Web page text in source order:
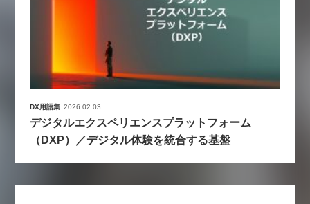
DX用語集 2026.02.03
デジタルエクスペリエンスプラットフォーム
（DXP）／デジタル体験を統合する基盤